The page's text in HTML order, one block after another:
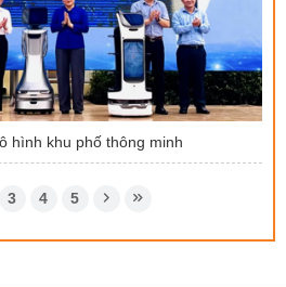
hình khu phố thông minh
3 4 5